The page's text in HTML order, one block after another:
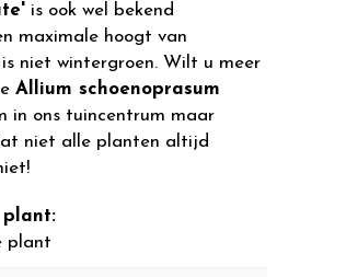
is ook wel bekend
maximale hoogt van
is niet wintergroen. Wilt u meer
Allium schoenoprasum
in ons tuincentrum maar
niet alle planten altijd
plant:
plant